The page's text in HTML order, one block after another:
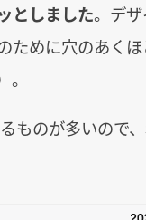
としました。デ
ために穴のあく
ものが多いので